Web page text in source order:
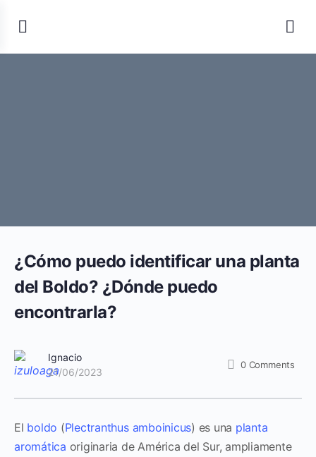
¿Cómo puedo identificar una planta
del Boldo? ¿Dónde puedo
encontrarla?
Ignacio
21/06/2023
0 Comments
El boldo (Plectranthus amboinicus) es una planta
aromática originaria de América del Sur, ampliamente